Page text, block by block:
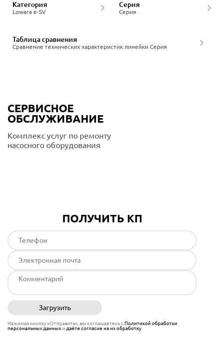
Lowara e-SV
Категория
Серия
Серия
Сравнение технических характеристик линейки Серия
Таблица сравнения
СЕРВИСНОЕ
ОБСЛУЖИВАНИЕ
Комплекс услуг по ремонту
насосного оборудования
ПОЛУЧИТЬ КП
Загрузить
Нажимая кнопку «Отправить», вы соглашаетесь сПолитикой обработки
персональных данныхи даёте согласие на их обработку